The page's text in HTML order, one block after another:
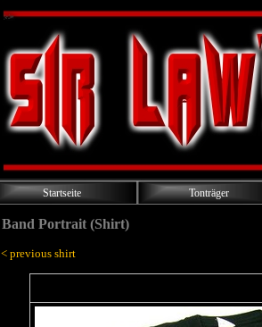
Startseite Tonträger
Band Portrait (Shirt)
< previous shirt